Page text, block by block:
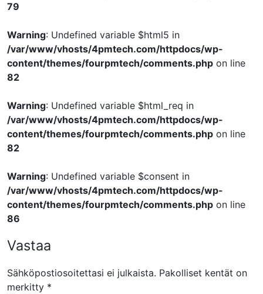
79
Warning: Undefined variable $html5 in
/var/www/vhosts/4pmtech.com/httpdocs/wp-
content/themes/fourpmtech/comments.php on line
82
Warning: Undefined variable $html_req in
/var/www/vhosts/4pmtech.com/httpdocs/wp-
content/themes/fourpmtech/comments.php on line
82
Warning: Undefined variable $consent in
/var/www/vhosts/4pmtech.com/httpdocs/wp-
content/themes/fourpmtech/comments.php on line
86
Vastaa
Sähköpostiosoitettasi ei julkaista. Pakolliset kentät on
merkitty *